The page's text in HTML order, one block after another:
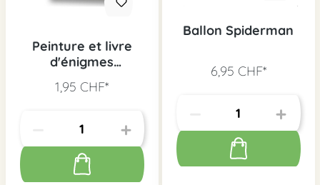
Peinture et livre
d'énigmes
1,95 CHF*
Ballon Spiderman
6,95 CHF*